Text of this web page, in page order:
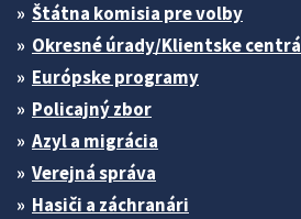
Štátna komisia pre volby
Okresné úrady/Klientske centrá
Európske programy
Policajný zbor
Azyl a migrácia
Verejná správa
Hasiči a záchranári